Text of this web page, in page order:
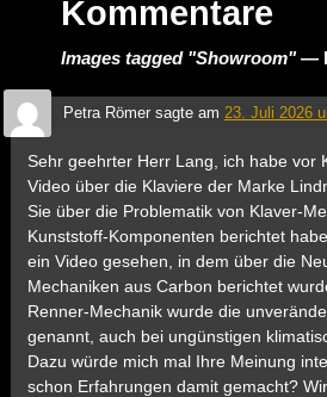
Kommentare
Images tagged "Showroom"—
Petra Römersagte am 23. Juli 2026
Sehr geehrter Herr Lang, ich habe vor
Video über die Klaviere der Marke
Sie über die Problematik von Klaver-
Kunststoff-Komponenten berichtet
ein Video gesehen, in dem über die
Mechaniken aus Carbon berichtet
Renner-Mechanik wurde die
genannt, auch bei ungünstigen
Dazu würde mich mal Ihre Meinung
schon Erfahrungen damit gemacht?